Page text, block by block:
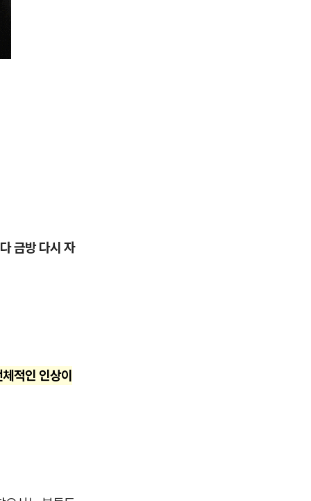
금방 다시 자
적인 인상이